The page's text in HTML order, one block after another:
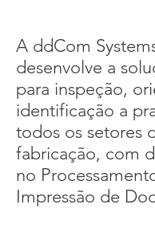
A ddCom
desenvolve a
para inspeção,
identificação a
todos os setores
fabricação, com
no
Impressão de